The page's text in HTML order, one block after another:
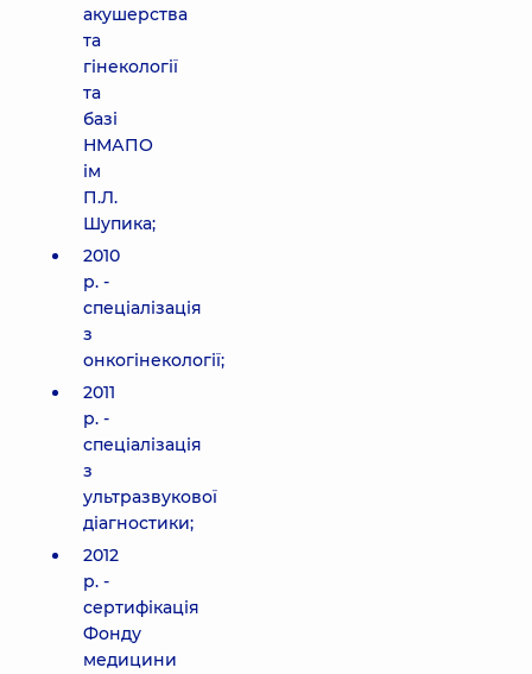
акушерства
та
гінекології
та
базі
НМАПО
ім
П.Л.
Шупика;
2010
р. -
спеціалізація
з
онкогінекології;
2011
р. -
спеціалізація
з
ультразвукової
діагностики;
2012
р. -
сертифікація
Фонду
медицини